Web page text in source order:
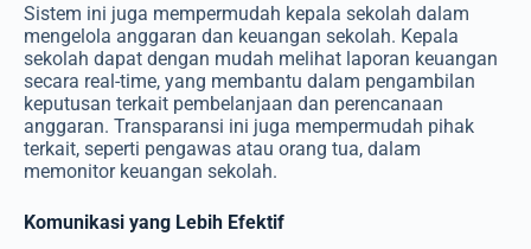
Sistem ini juga mempermudah kepala sekolah dalam
mengelola anggaran dan keuangan sekolah. Kepala
sekolah dapat dengan mudah melihat laporan keuangan
secara real-time, yang membantu dalam pengambilan
keputusan terkait pembelanjaan dan perencanaan
anggaran. Transparansi ini juga mempermudah pihak
terkait, seperti pengawas atau orang tua, dalam
memonitor keuangan sekolah.
Komunikasi yang Lebih Efektif